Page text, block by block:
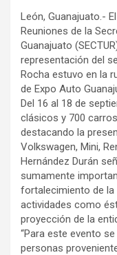
León, Guanajuato.-
Reuniones de la
Guanajuato
representación del
Rocha estuvo en la
de Expo Auto
Del 16 al 18 de
clásicos y 700
destacando la
Volkswagen, Mini,
Hernández Durán
sumamente
fortalecimiento de
actividades como
proyección de la
“Para este evento
personas